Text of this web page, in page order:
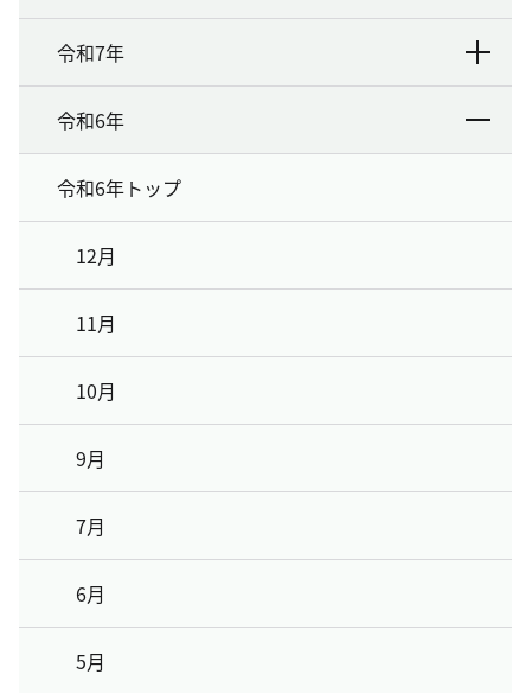
令和7年
令和6年
令和6年トップ
12月
11月
10月
9月
7月
6月
5月